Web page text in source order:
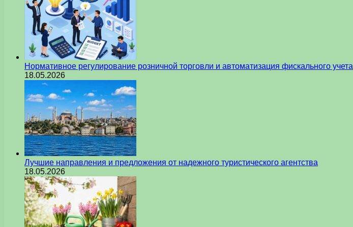
Нормативное регулирование розничной торговли и автоматизация фискального учета
18.05.2026
Лучшие направления и предложения от надежного туристического агентства
18.05.2026